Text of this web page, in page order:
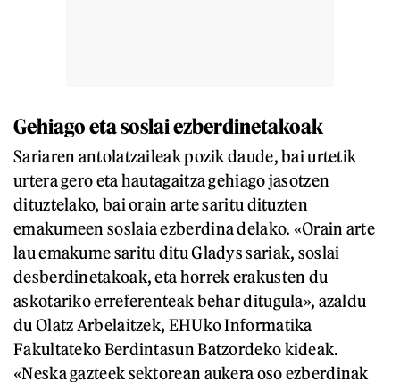
Gehiago eta soslai ezberdinetakoak
Sariaren antolatzaileak pozik daude, bai urtetik
urtera gero eta hautagaitza gehiago jasotzen
dituztelako, bai orain arte saritu dituzten
emakumeen soslaia ezberdina delako. «Orain arte
lau emakume saritu ditu Gladys sariak, soslai
desberdinetakoak, eta horrek erakusten du
askotariko erreferenteak behar ditugula», azaldu
du Olatz Arbelaitzek, EHUko Informatika
Fakultateko Berdintasun Batzordeko kideak.
«Neska gazteek sektorean aukera oso ezberdinak